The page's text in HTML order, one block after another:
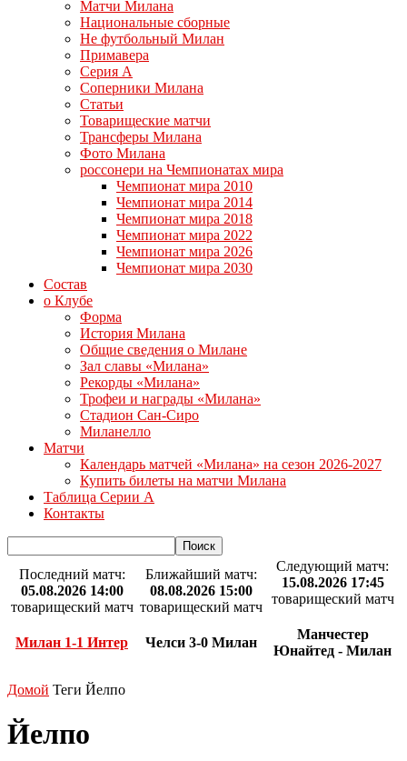
Матчи Милана
Национальные сборные
Не футбольный Милан
Примавера
Серия А
Соперники Милана
Статьи
Товарищеские матчи
Трансферы Милана
Фото Милана
россонери на Чемпионатах мира
Чемпионат мира 2010
Чемпионат мира 2014
Чемпионат мира 2018
Чемпионат мира 2022
Чемпионат мира 2026
Чемпионат мира 2030
Состав
о Клубе
Форма
История Милана
Общие сведения о Милане
Зал славы «Милана»
Рекорды «Милана»
Трофеи и награды «Милана»
Стадион Сан-Сиро
Миланелло
Матчи
Календарь матчей «Милана» на сезон 2026-2027
Купить билеты на матчи Милана
Таблица Серии А
Контакты
Последний матч:
05.08.2026 14:00
товарищеский матч
Милан 1-1 Интер
Ближайший матч:
08.08.2026 15:00
товарищеский матч
Челси 3-0 Милан
Следующий матч:
15.08.2026 17:45
товарищеский матч
Манчестер
Юнайтед - Милан
Домой Теги Йелпо
Йелпо